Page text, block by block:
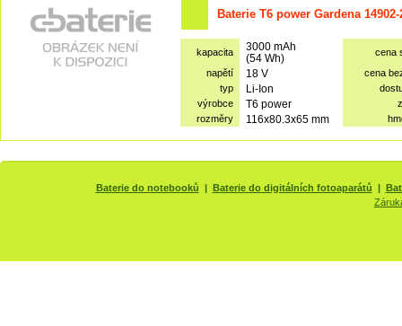
Baterie T6 power Gardena
kapacita
3000 mAh
(54 Wh)
cena
napětí
18 V
cena
typ
Li-Ion
výrobce
T6 power
rozměry
116x80.3x65 mm
Baterie do notebooků | Baterie do digitálních fotoaparátů |